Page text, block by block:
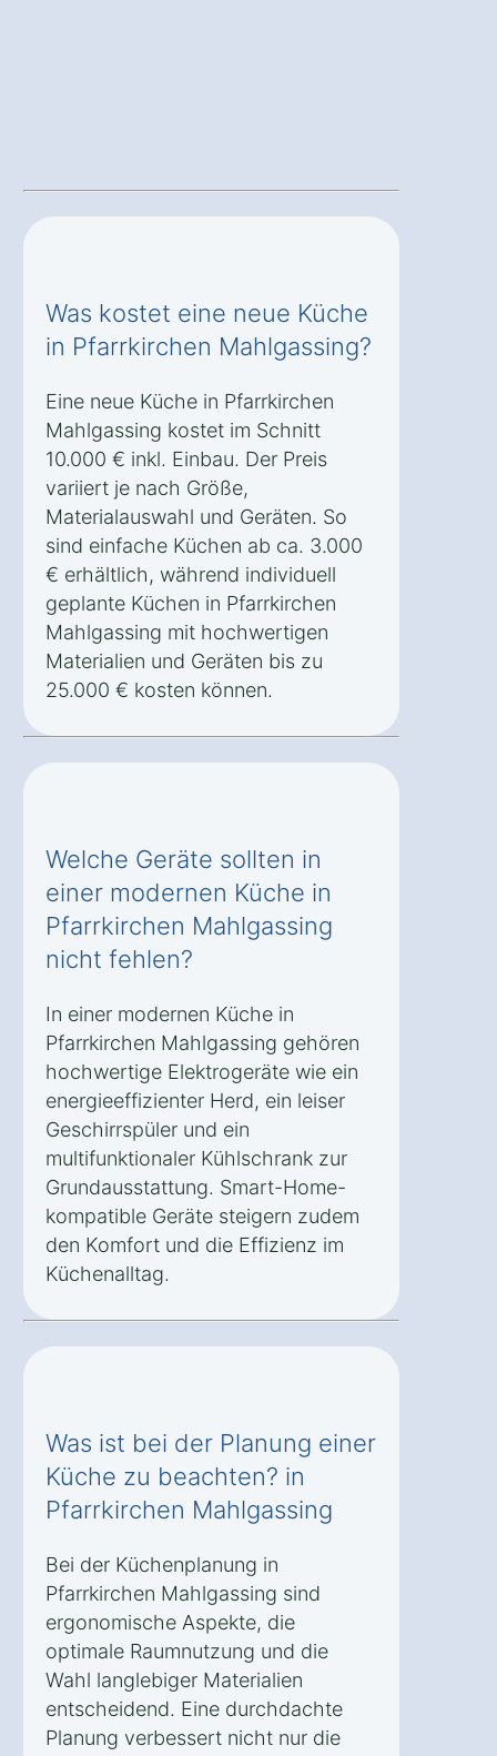
Was kostet eine neue Küche
in Pfarrkirchen Mahlgassing?
Eine neue Küche in Pfarrkirchen
Mahlgassing kostet im Schnitt
10.000 € inkl. Einbau. Der Preis
variiert je nach Größe,
Materialauswahl und Geräten. So
sind einfache Küchen ab ca. 3.000
€ erhältlich, während individuell
geplante Küchen in Pfarrkirchen
Mahlgassing mit hochwertigen
Materialien und Geräten bis zu
25.000 € kosten können.
Welche Geräte sollten in
einer modernen Küche in
Pfarrkirchen Mahlgassing
nicht fehlen?
In einer modernen Küche in
Pfarrkirchen Mahlgassing gehören
hochwertige Elektrogeräte wie ein
energieeffizienter Herd, ein leiser
Geschirrspüler und ein
multifunktionaler Kühlschrank zur
Grundausstattung. Smart-Home-
kompatible Geräte steigern zudem
den Komfort und die Effizienz im
Küchenalltag.
Was ist bei der Planung einer
Küche zu beachten? in
Pfarrkirchen Mahlgassing
Bei der Küchenplanung in
Pfarrkirchen Mahlgassing sind
ergonomische Aspekte, die
optimale Raumnutzung und die
Wahl langlebiger Materialien
entscheidend. Eine durchdachte
Planung verbessert nicht nur die